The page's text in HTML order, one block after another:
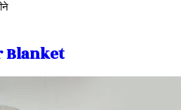
Blanket